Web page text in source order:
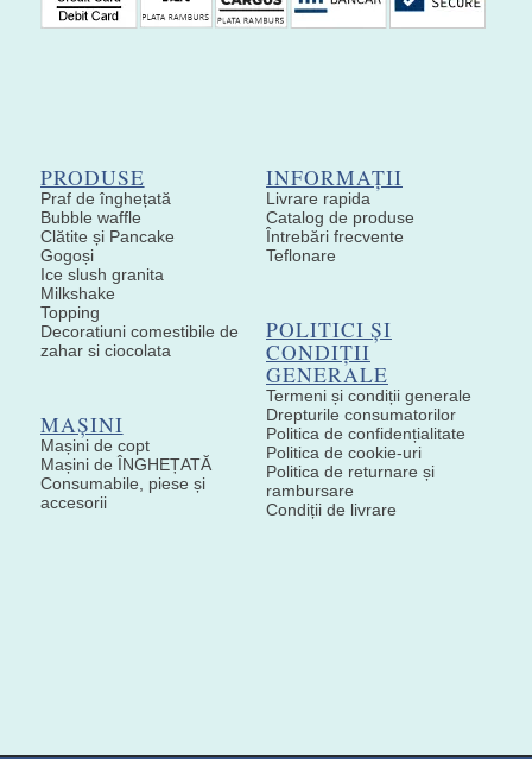
PRODUSE
Praf de înghețată
Bubble waffle
Clătite și Pancake
Gogoși
Ice slush granita
Milkshake
Topping
Decoratiuni comestibile de
zahar si ciocolata
MAȘINI
Mașini de copt
Mașini de ÎNGHEȚATĂ
Consumabile, piese și
accesorii
INFORMAȚII
Livrare rapida
Catalog de produse
Întrebări frecvente
Teflonare
POLITICI ȘI
CONDIȚII
GENERALE
Termeni și condiții generale
Drepturile consumatorilor
Politica de confidențialitate
Politica de cookie-uri
Politica de returnare și
rambursare
Condiții de livrare